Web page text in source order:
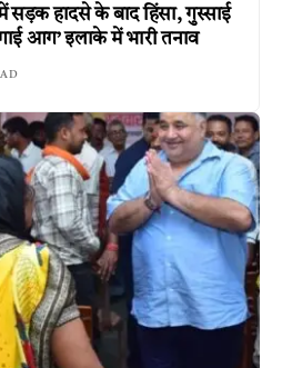
सड़क हादसे के बाद हिंसा, गुस्साई
आग’ इलाके में भारी तनाव